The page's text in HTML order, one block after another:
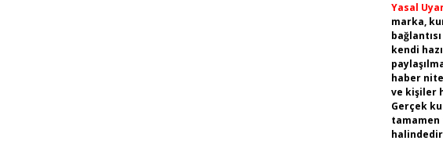
Yasal
marka,
kendi
haber
ve kişiler
Gerçek